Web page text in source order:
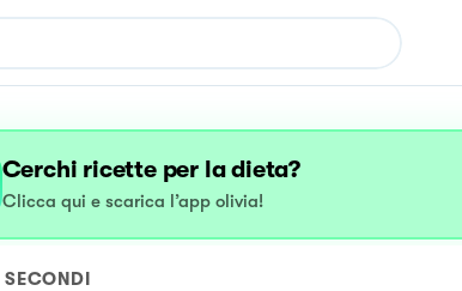
Cerchi ricette per la dieta?
Clicca qui e scarica l’app olivia!
SECONDI